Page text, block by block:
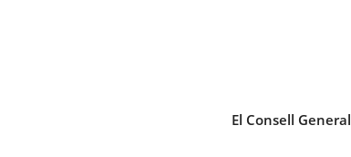
El Consell General